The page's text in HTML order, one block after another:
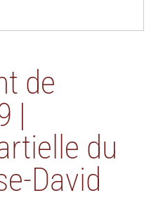
de
|
du
David